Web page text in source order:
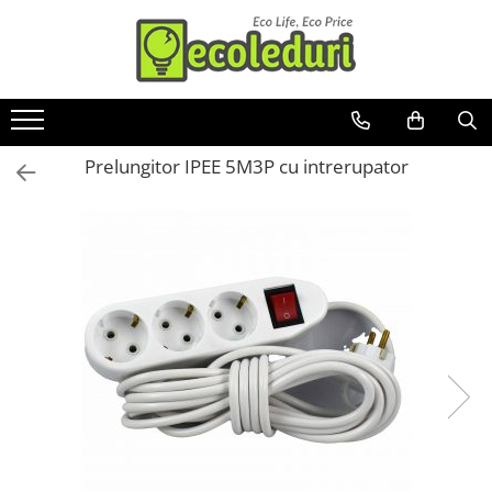
Toate Produsele
Banda LED
Becuri & lampi led cu fasung
Ghirlande luminoase
Modul Led pentru aplica
Tub Neon Fluorescent (Clasic)
Prelungitor IPEE 5M3P cu intrerupator